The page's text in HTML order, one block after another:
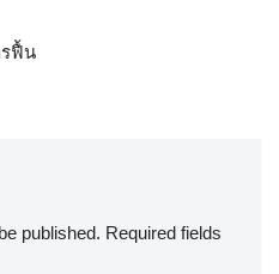
ฟื้น
published. Required fields